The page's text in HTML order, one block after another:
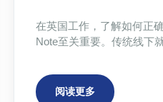
在英国工作，了解如何正
Note至关重要。传统线下
Note代开服务，节省时间
英国病假规定、Fit Note基
阅读更多